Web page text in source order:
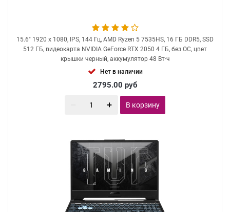
15.6" 1920 x 1080, IPS, 144 Гц, AMD Ryzen 5 7535HS, 16 ГБ DDR5, SSD
512 ГБ, видеокарта NVIDIA GeForce RTX 2050 4 ГБ, без ОС, цвет
крышки черный, аккумулятор 48 Вт·ч
Нет в наличии
2795.00 руб
В корзину